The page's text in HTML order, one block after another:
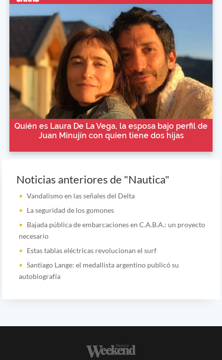
Quién es Laura De La Vega, la esposa bajo perfil de
Juan Minujín con quien tiene dos hijas
Noticias anteriores de "Nautica"
Vandalismo en las señales del Delta
La seguridad de los gomones
Bajada pública de embarcaciones en C.A.B.A.: un proyecto
necesario
Estas tablas eléctricas revolucionan el surf
Santiago Lange: el medallista argentino publicó su
autobiografía